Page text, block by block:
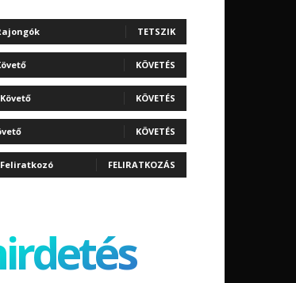
TETSZIK
KÖVETÉS
Követő KÖVETÉS
KÖVETÉS
Feliratkozó FELIRATKOZÁS